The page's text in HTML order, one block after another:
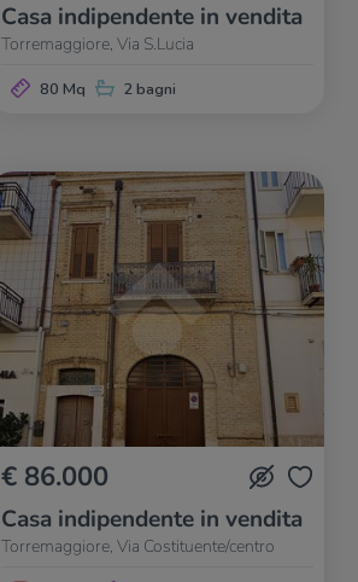
Casa indipendente in vendita
Torremaggiore, Via S.Lucia
80 Mq 2 bagni
€ 86.000
Casa indipendente in vendita
Torremaggiore, Via Costituente/centro